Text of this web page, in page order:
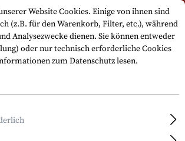
die Lieferzeiten auf Grund eines Feiertags am
Website Cookies. Einige von ihnen sind
(z.B. für den Warenkorb, Filter, etc.), während
Analysezwecke dienen. Sie können entweder
oder nur technisch erforderliche Cookies
zum Datenschutz lesen.